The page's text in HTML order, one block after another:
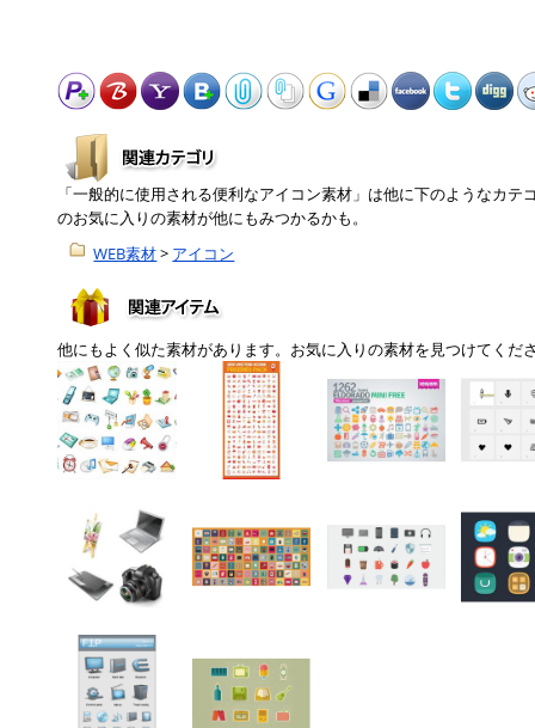
「一般的に使用される便利なアイコン素材」は他に下のようなカ
のお気に入りの素材が他にもみつかるかも。
WEB素材> アイコン
他にもよく似た素材があります。お気に入りの素材を見つけてくだ